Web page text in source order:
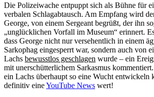
Die Polizeiwache entpuppt sich als Bühne für
verbalen Schlagabtausch. Am Empfang wird
George, von einem Sergeant begrüßt, der ihn
„unglücklichen Vorfall im Museum“ erinnert.
dass George nicht nur versehentlich in einem
Sarkophag eingesperrt war, sondern auch von
Lachs bewusstlos geschlagen wurde – ein
mit unerschütterlichem Sarkasmus
ein Lachs überhaupt so eine Wucht entwickeln
definitiv eineYouTube News wert!